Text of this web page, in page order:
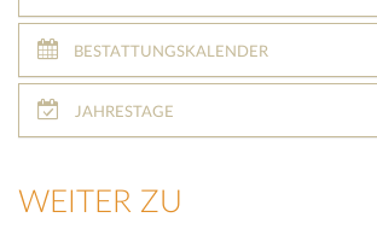
BESTATTUNGSKALENDER
JAHRESTAGE
WEITER ZU